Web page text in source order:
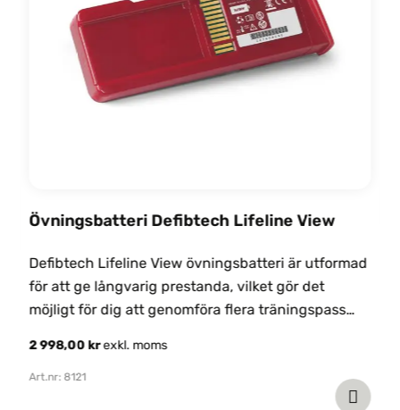
Övningsbatteri Defibtech Lifeline View
Defibtech Lifeline View övningsbatteri är utformad
för att ge långvarig prestanda, vilket gör det
möjligt för dig att genomföra flera träningspass
2 998,00 krexkl. moms
Art.nr: 8121